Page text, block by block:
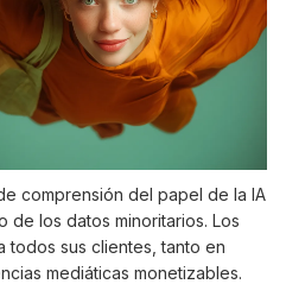
comprensión del papel de la IA
de los datos minoritarios. Los
todos sus clientes, tanto en
mediáticas monetizables.